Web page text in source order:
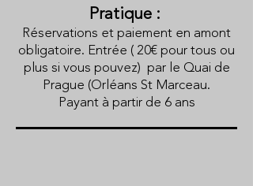
Pratique :
Réservations et paiement en amont
obligatoire. Entrée ( 20€ pour tous ou
plus si vous pouvez) par le Quai de
Prague (Orléans St Marceau.
Payant à partir de 6 ans